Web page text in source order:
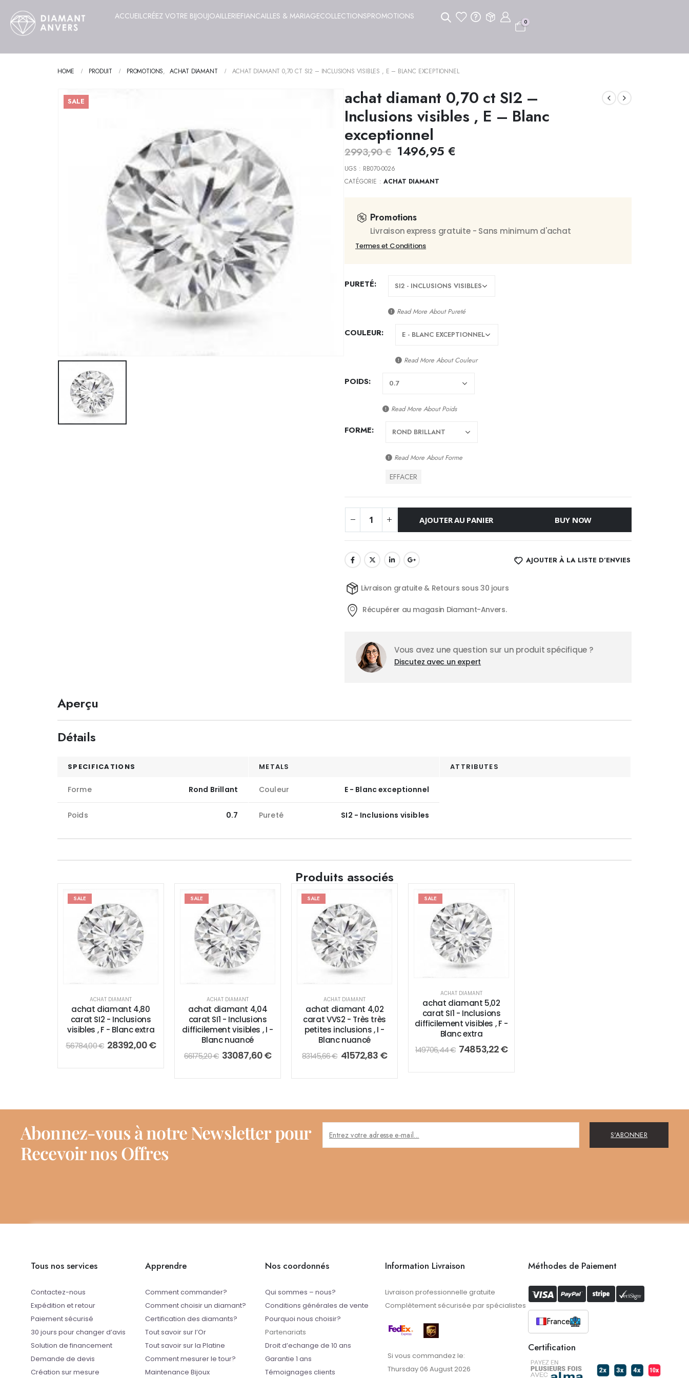
ACCUEILCRÉEZ VOTRE BIJOUJOAILLERIEFIANCAILLES & MARIAGECOLLECTIONSPROMOTIONS
0
HOME PRODUIT PROMOTIONS, ACHAT DIAMANT ACHAT DIAMANT 0,70 CT SI2 – INCLUSIONS VISIBLES , E – BLANC EXCEPTIONNEL
SALE
achat diamant 0,70 ct SI2 –
Inclusions visibles , E – Blanc
exceptionnel
2993,90€ 1496,95 €
UGS : RB070-0026
CATÉGORIE : ACHAT DIAMANT
Promotions
Livraison express gratuite - Sans minimum d'achat
Termes et Conditions
PURETÉ
Read More AboutPureté
COULEUR
Read More AboutCouleur
POIDS
Read More AboutPoids
FORME
Read More AboutForme
EFFACER
AJOUTER AU PANIER BUY NOW
AJOUTER À LA LISTE D’ENVIES
Livraison gratuite & Retours sous 30 jours
Récupérer au magasin Diamant-Anvers.
Vous avez une question sur un produit spécifique ?
Discutez avec un expert
Aperçu
Détails
SPECIFICATIONS
Forme Rond Brillant
Poids 0.7
METALS
Couleur E - Blanc exceptionnel
Pureté SI2 - Inclusions visibles
ATTRIBUTES
Produits associés
SALE
ACHAT DIAMANT
achat diamant 4,80
carat SI2 - Inclusions
visibles , F - Blanc extra
56784,00€ 28392,00€
SALE
ACHAT DIAMANT
achat diamant 4,04
carat SI1 - Inclusions
difficilement visibles , I -
Blanc nuancé
66175,20€ 33087,60€
SALE
ACHAT DIAMANT
achat diamant 4,02
carat VVS2 - Très très
petites inclusions , I -
Blanc nuancé
83145,66€ 41572,83 €
SALE
ACHAT DIAMANT
achat diamant 5,02
carat SI1 - Inclusions
difficilement visibles , F -
Blanc extra
149706,44€ 74853,22€
Abonnez-vous à notre Newsletter pour
Recevoir nos Offres
S'ABONNER
Tous nos services
Contactez-nous
Expédition et retour
Paiement sécurisé
30 jours pour changer d’avis
Solution de financement
Demande de devis
Création sur mesure
Apprendre
Comment commander?
Comment choisir un diamant?
Certification des diamants?
Tout savoir sur l’Or
Tout savoir sur la Platine
Comment mesurer le tour?
Maintenance Bijoux
Nos coordonnés
Qui sommes – nous?
Conditions générales de vente
Pourquoi nous choisir?
Partenariats
Droit d’echange de 10 ans
Garantie 1 ans
Témoignages clients
Information Livraison
Livraison professionnelle gratuite
Complètement sécurisée par spécialistes
Si vous commandez le:
Thursday 06 August 2026
Méthodes de Paiement
France
Certification